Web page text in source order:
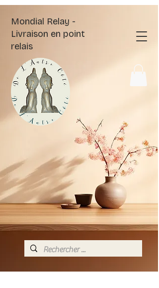
Mondial Relay -
Livraison en point
relais